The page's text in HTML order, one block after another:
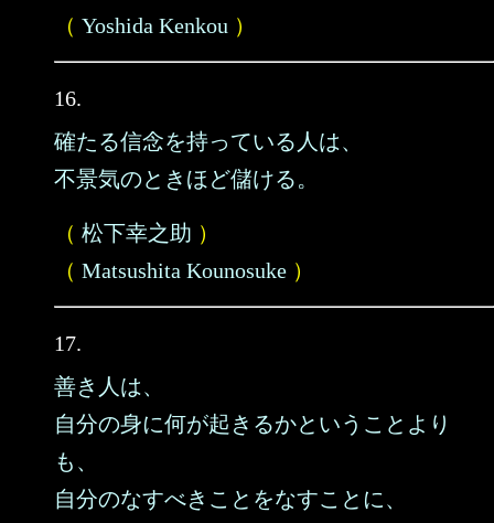
（ Yoshida Kenkou ）
16.
確たる信念を持っている人は、
不景気のときほど儲ける。
（ 松下幸之助 ）
（ Matsushita Kounosuke ）
17.
善き人は、
自分の身に何が起きるかということより
も、
自分のなすべきことをなすことに、